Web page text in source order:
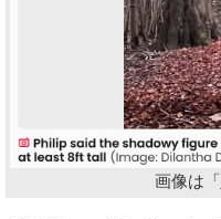
画像は「